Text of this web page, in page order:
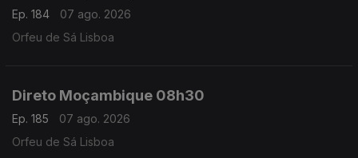
Ep. 184
07 ago. 2026
Orfeu de Sá Lisboa
Direto Moçambique 08h30
Ep. 185
07 ago. 2026
Orfeu de Sá Lisboa